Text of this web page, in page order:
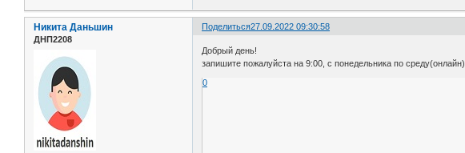
Поделиться27.09.2022 09:30:58
Никита Даньшин
ДНП2208
Добрый день!
запишите пожалуйста на 9:00, с понедельника по среду(онлайн)
0